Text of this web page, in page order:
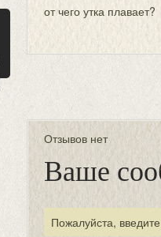
от чего утка плавает?
Отзывов нет
Ваше
Пожалуйста,